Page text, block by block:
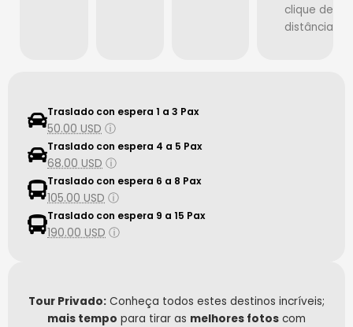
clique de
distância
Traslado con espera 1 a 3 Pax
50.00 USD ⓘ
Traslado con espera 4 a 5 Pax
68.00 USD ⓘ
Traslado con espera 6 a 8 Pax
105.00 USD ⓘ
Traslado con espera 9 a 15 Pax
190.00 USD ⓘ
Tour Privado: Conheça todos estes destinos incríveis;
mais tempo para tirar as melhores fotos com